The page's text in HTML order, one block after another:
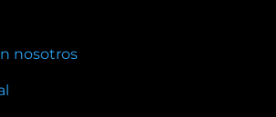
nosotros